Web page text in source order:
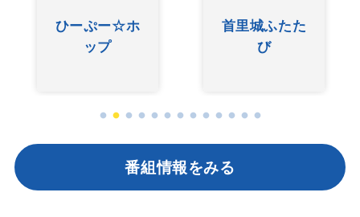
ひーぷー☆ホ
ップ
首里城ふたた
び
番組情報をみる